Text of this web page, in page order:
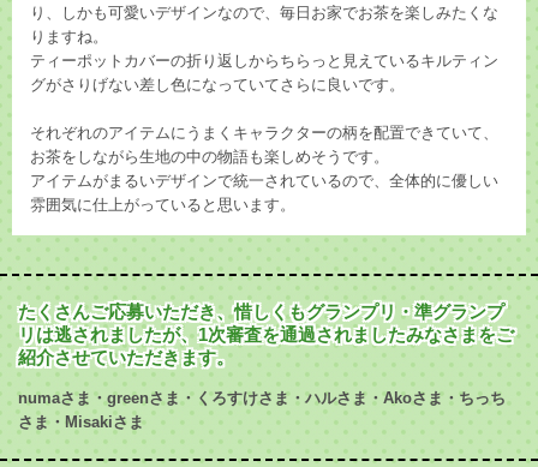
り、しかも可愛いデザインなので、毎日お家でお茶を楽しみたくな
りますね。
ティーポットカバーの折り返しからちらっと見えているキルティン
グがさりげない差し色になっていてさらに良いです。
それぞれのアイテムにうまくキャラクターの柄を配置できていて、
お茶をしながら生地の中の物語も楽しめそうです。
アイテムがまるいデザインで統一されているので、全体的に優しい
雰囲気に仕上がっていると思います。
たくさんご応募いただき、惜しくもグランプリ・準グランプ
リは逃されましたが、1次審査を通過されましたみなさまをご
紹介させていただきます。
numaさま・greenさま・くろすけさま・ハルさま・Akoさま・ちっち
さま・Misakiさま